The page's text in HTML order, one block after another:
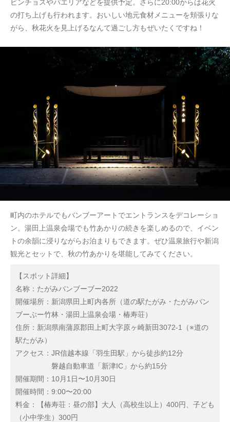
ピンチョスやパエリアなどを提供予定。さらに20:00からは花火
の打ち上げも行われます。おいしい地元食材メニューを頬張りな
がら、秋花火を見上げるなんて過ごし方もぜいたくですね！
町内のホテルでもバンブーアートでエントランスをデコレーショ
ン。湯田上温泉会場でも竹あかりの続きを楽しめるので、イベン
トの余韻に浸りながらお泊まりもできます。ぜひ温泉旅行や新潟
観光とセットで、秋の竹あかりを堪能してみてください。
【スポット詳細】
名称：たがみバンブーブー2022
開催場所：新潟県田上町内各所（道の駅たがみ・たがみバン
ブーぶー竹林・湯田上温泉会場・椿寿荘）
住所：新潟県南蒲原郡田上町大字原ヶ崎新田3072-1（※道の
駅たがみ）
アクセス：JR信越本線「羽生田駅」から徒歩約12分
磐越自動車道「新津IC」から約15分
開催期間：10月1日〜10月30日
開催時間：9:00〜20:00
料金：【椿寿荘：昼の部】大人（高校生以上）400円、子ども
（小中学生）300円